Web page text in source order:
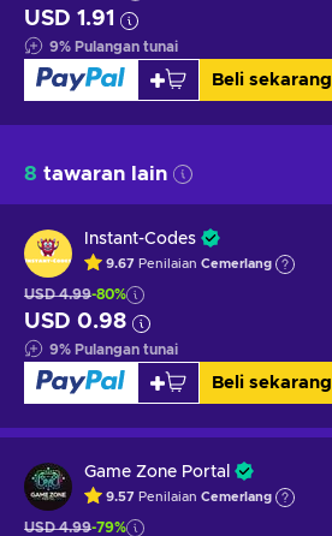
USD 1.91
9% Pulangan tunai
Beli sekarang
8 tawaran lain
Instant-Codes
9.67 Penilaian Cemerlang
USD 4.99-80%
USD 0.98
9% Pulangan tunai
Beli sekarang
Game Zone Portal
9.57 Penilaian Cemerlang
USD 4.99-79%